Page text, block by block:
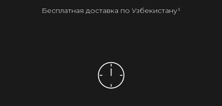
Бесплатная доставка по Узбекистану¹